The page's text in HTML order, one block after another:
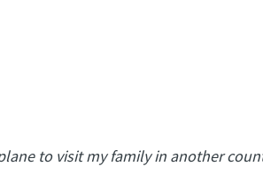
to visit my family in another